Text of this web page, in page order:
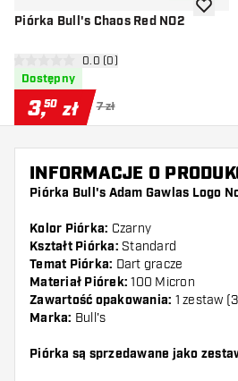
Piórka Bull's Chaos Red NO2
otwórz panel recenzji
0 gwiazdki oceny0.0 (0)
Dostępny
3,50 zł 7 zł
dodaj
INFORMACJE O
Piórka Bull's Adam Gawlas Logo
Kolor Piórka: Czarny
Kształt Piórka: Standard
Temat Piórka: Dart gracze
Materiał Piórek: 100 Micron
Zawartość opakowania: 1 zestaw
Marka: Bull's
Piórka są sprzedawane jako